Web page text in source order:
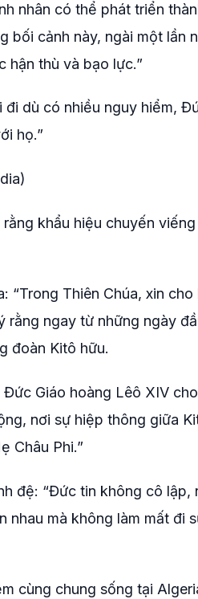
nhân có thể phát triển
bối cảnh này, ngài một lần
hận thù và bạo lực.”
dù có nhiều nguy hiểm,
họ.”
khẩu hiệu chuyến viếng
Thiên Chúa, xin cho
rằng ngay từ những ngày
đoàn Kitô hữu.
Giáo hoàng Lêô XIV
nơi sự hiệp thông giữa
Châu Phi.”
đệ: “Đức tin không cô lập,
nhau mà không làm mất đi
cùng chung sống tại